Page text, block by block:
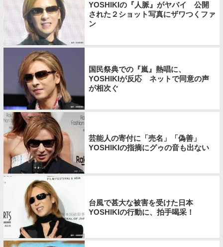
YOSHIKIの『人脈』がヤバイ 公開
された２ショット写真にザワつくファ
ン
国民祭典での『嵐』熱唱に、
YOSHIKIが反応 ネットで同意の声
が相次ぐ
芸能人の寄付に「売名」「偽善」
YOSHIKIの指摘にグゥの音も出ない
台風で甚大な被害を受けた日本
YOSHIKIの行動に、拍手喝采！